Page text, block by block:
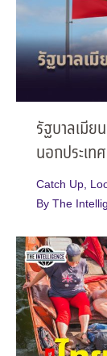
รัฐบาลเมีย
นอกประเทศ
Catch Up
By The